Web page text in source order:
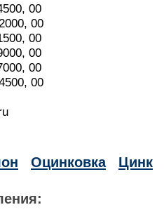
00
00
00
00
00
00
Оцинковка Цинк